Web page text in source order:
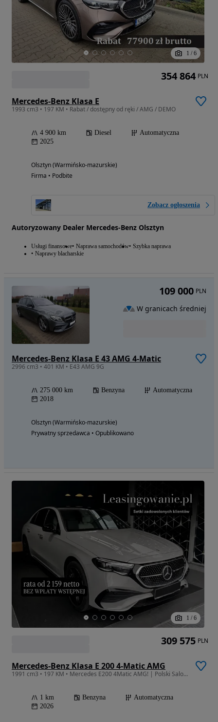
1 / 6
Mercedes-Benz Klasa E
1993 cm3 • 197 KM • Rabat / dostępny od ręki / AMG / DEMO
4 900 km Diesel
Automatyczna
2025
Olsztyn (Warmińsko-mazurskie)
Firma • Podbite
Zobacz ogłoszenia
Autoryzowany Dealer Mercedes-Benz Olsztyn
Usługi finansowe Naprawa samochodów Szybka naprawa
Naprawy blacharskie
354 864 PLN
Mercedes-Benz Klasa E 43 AMG 4-Matic
2996 cm3 • 401 KM • E43 AMG 9G
275 000 km Benzyna
Automatyczna
2018
Olsztyn (Warmińsko-mazurskie)
Prywatny sprzedawca • Opublikowano
109 000 PLN
W granicach średniej
1 / 6
Mercedes-Benz Klasa E 200 4-Matic AMG
1991 cm3 • 197 KM • Mercedes E200 4Matic AMG! | Polski Salon! | Duży Rabat!
1 km Benzyna
Automatyczna
2026
309 575 PLN